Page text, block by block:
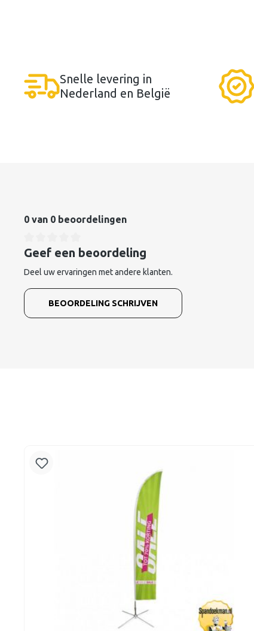
Snelle levering in
Nederland en België
0 van 0 beoordelingen
Geef een beoordeling
Deel uw ervaringen met andere klanten.
BEOORDELING SCHRIJVEN